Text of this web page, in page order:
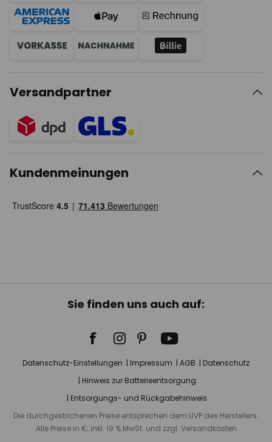
Versandpartner
Kundenmeinungen
Sie finden uns auch auf:
Datenschutz-Einstellungen Impressum AGB
Datenschutz
Hinweis zur Batterieentsorgung
Entsorgungs- und Rückgabehinweis
Die durchgestrichenen Preise entsprechen dem UVP des Herstellers.
Alle Preise in €, inkl. 19 % MwSt. und zzgl. Versandkosten